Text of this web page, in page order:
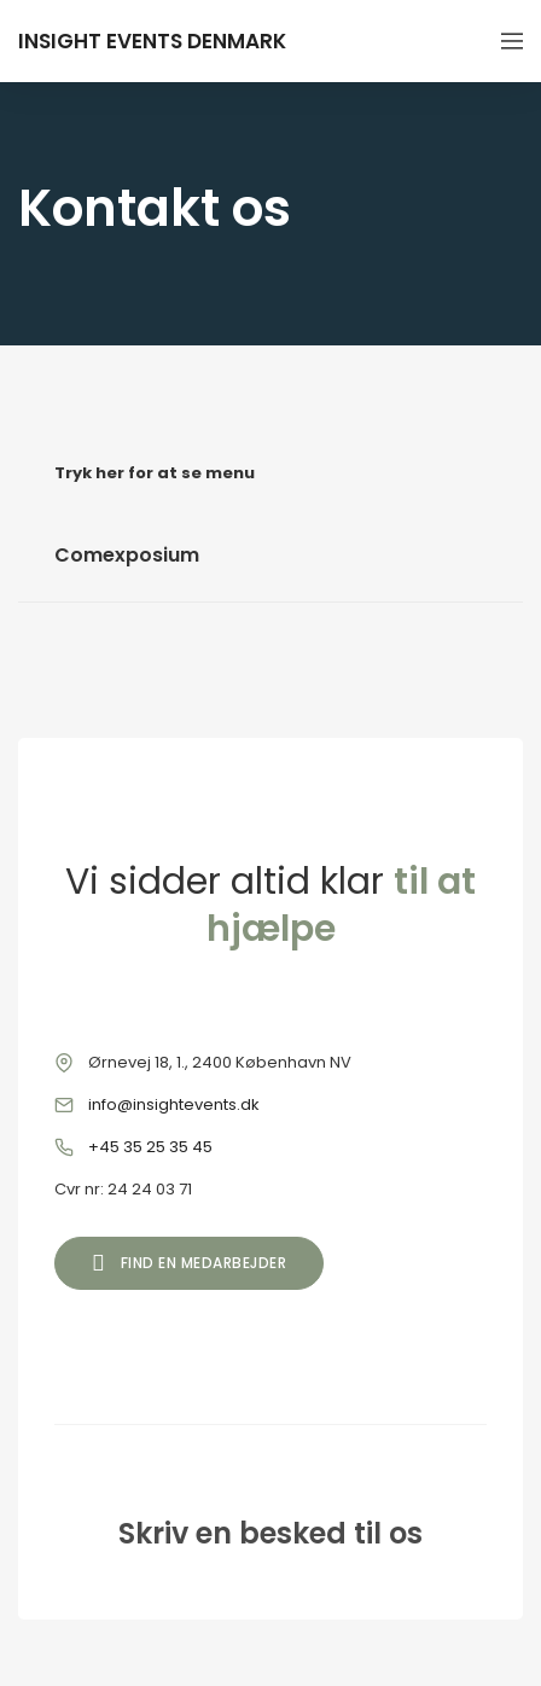
INSIGHT EVENTS DENMARK
Kontakt os
Vi sidder altid klar til at
hjælpe
Ørnevej 18, 1., 2400 København NV
info@insightevents.dk
+45 35 25 35 45
Cvr nr: 24 24 03 71
FIND EN MEDARBEJDER
Skriv en besked til os
Handelsvilkår
Ret dine oplysninger
Comexposium